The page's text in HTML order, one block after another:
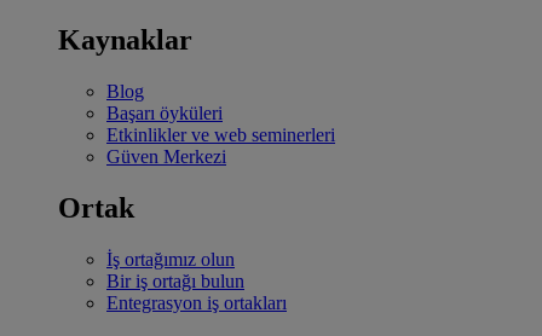
Kaynaklar
Blog
Başarı öyküleri
Etkinlikler ve web seminerleri
Güven Merkezi
Ortak
İş ortağımız olun
Bir iş ortağı bulun
Entegrasyon iş ortakları